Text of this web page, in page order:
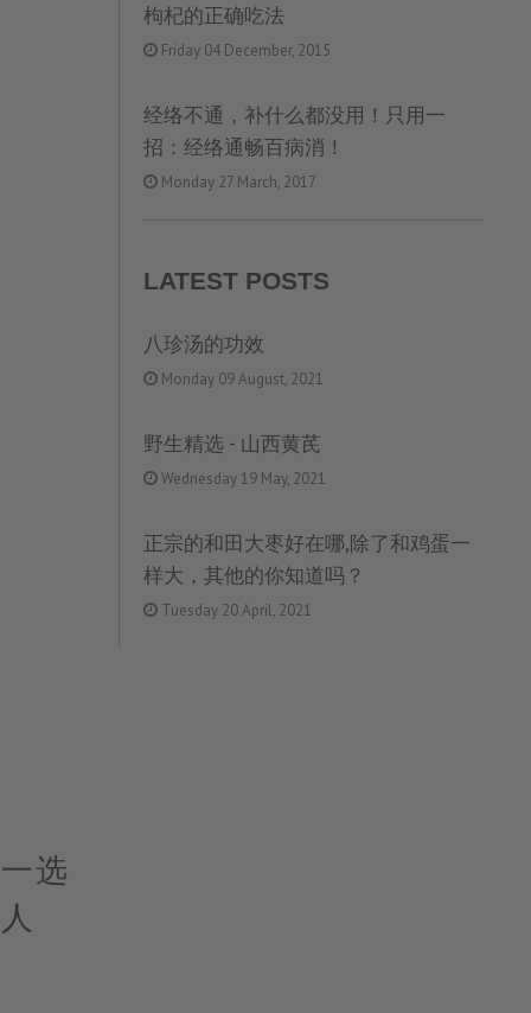
选
枸杞的正确吃法
Friday 04 December, 2015
经络不通，补什么都没用！只用一
招：经络通畅百病消！
Monday 27 March, 2017
LATEST POSTS
八珍汤的功效
Monday 09 August, 2021
野生精选 - 山西黄芪
Wednesday 19 May, 2021
正宗的和田大枣好在哪,除了和鸡蛋一
样大，其他的你知道吗？
Tuesday 20 April, 2021